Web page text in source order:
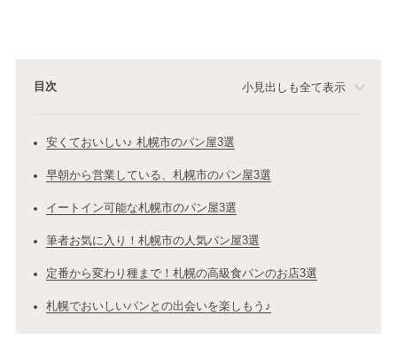
目次 小見出しも全て表示
安くておいしい♪ 札幌市のパン屋3選
早朝から営業している、札幌市のパン屋3選
イートイン可能な札幌市のパン屋3選
筆者お気に入り！札幌市の人気パン屋3選
定番から変わり種まで！札幌の高級食パンのお店3選
札幌でおいしいパンとの出会いを楽しもう♪